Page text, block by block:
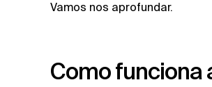
Vamos nos aprofundar.
Como funciona